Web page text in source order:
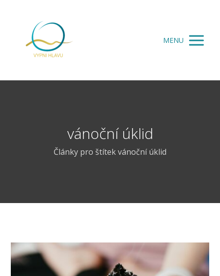
MENU
vánoční úklid
Články pro štítek vánoční úklid